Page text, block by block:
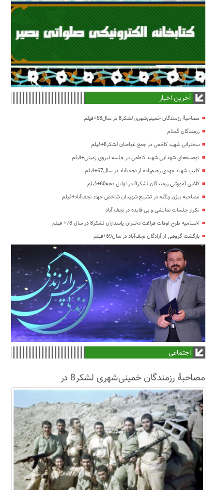
آخرین اخبار
مصاحبۀ رزمندگان خمینی‌شهری لشکر8 در سال63+فیلم
رزمندگان گمنام
سخنرانی شهید کاظمی در جمع غواصان لشکر8+فیلم
توصیه‌های شهدایی شهید کاظمی در جلسه نیروی زمینی+فیلم
کلیپ شهید مهدی رحیم‌زاده از نجف‌آباد در سال67+فیلم
کلاس آموزشی رزمندگان لشکر8 در اوایل دهه60+فیلم
مصاحبه بیژن زنگنه در تشییع شهیدان شاخص جهاد نجف‌آباد+فیلم
تکرار جلسات نمایشی و بی فایده در نجف آباد
اختتامیه طرح اوقات فراغت دختران پاسداران لشکر8 در سال 78+ فیلم
بازگشت گروهی از آزادگان نجف‌آباد در سال69+فیلم
اجتماعی
مصاحبۀ رزمندگان خمینی‌شهری لشکر8 در
سال63+فیلم